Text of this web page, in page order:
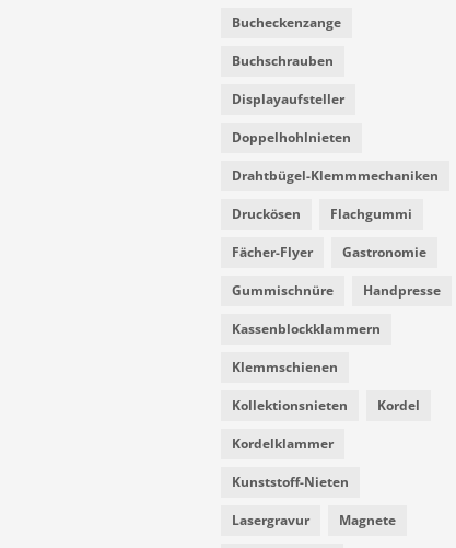
Bucheckenzange
Buchschrauben
Displayaufsteller
Doppelhohlnieten
Drahtbügel-Klemmmechaniken
Druckösen Flachgummi
Fächer-Flyer Gastronomie
Gummischnüre Handpresse
Kassenblockklammern
Klemmschienen
Kollektionsnieten Kordel
Kordelklammer
Kunststoff-Nieten
Lasergravur Magnete